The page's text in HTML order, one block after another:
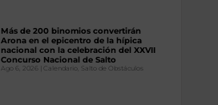
Más de 200 binomios convertirán
Arona en el epicentro de la hípica
nacional con la celebración del XXVII
Concurso Nacional de Salto
Ago 6, 2026 Calendario, Salto de Obstáculos